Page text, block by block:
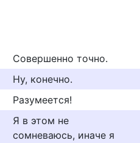
Совершенно точно.
Ну, конечно.
Разумеется!
Я в этом не
сомневаюсь, иначе я